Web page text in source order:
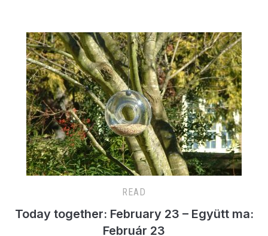
READ
Today together: February 23 – Együtt ma:
Február 23